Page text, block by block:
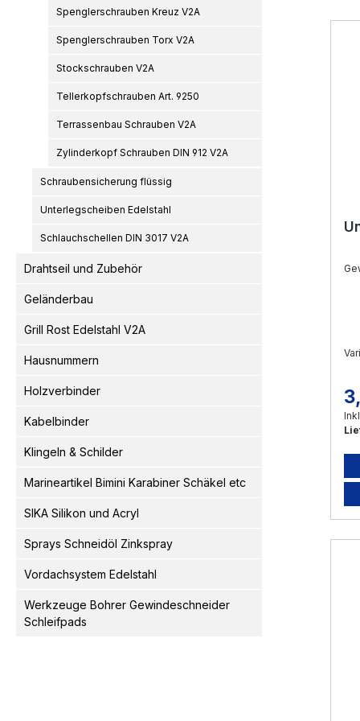
Spenglerschrauben Kreuz V2A
Spenglerschrauben Torx V2A
Stockschrauben V2A
Tellerkopfschrauben Art. 9250
Terrassenbau Schrauben V2A
Zylinderkopf Schrauben DIN 912 V2A
Schraubensicherung flüssig
Unterlegscheiben Edelstahl
Schlauchschellen DIN 3017 V2A
Drahtseil und Zubehör
Geländerbau
Grill Rost Edelstahl V2A
Hausnummern
Holzverbinder
Kabelbinder
Klingeln & Schilder
Marineartikel Bimini Karabiner Schäkel etc
SIKA Silikon und Acryl
Sprays Schneidöl Zinkspray
Vordachsystem Edelstahl
Werkzeuge Bohrer Gewindeschneider
Schleifpads